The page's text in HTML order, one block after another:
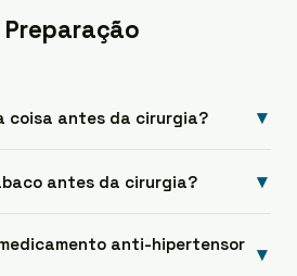
coisa antes da cirurgia? ▾
antes da cirurgia? ▾
anti-hipertensor ▾